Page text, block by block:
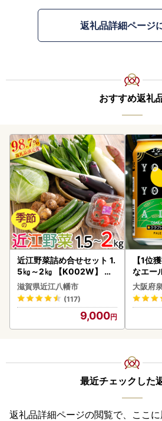
返礼品詳細ページ
おすすめ返礼
近江野菜詰め合せセット 1.
5㎏～2㎏ 【K002W】 野
菜 旬 新鮮
滋賀県近江八幡市
(117)
9,000
【1位
なエー
大阪府
最近チェックした
返礼品詳細ページの閲覧で、ここに